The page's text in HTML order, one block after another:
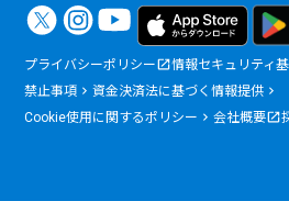
プライバシーポリシー 情報セキュリティ
禁止事項
資金決済法に基づく情報提供
Cookie使用に関するポリシー
会社概要